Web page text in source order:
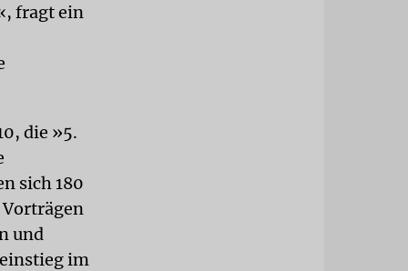
fragt ein
die »5.
sich 180
und
im